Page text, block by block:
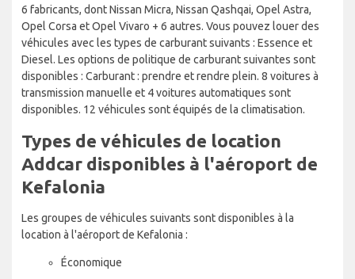
6 fabricants, dont Nissan Micra, Nissan Qashqai, Opel Astra,
Opel Corsa et Opel Vivaro + 6 autres. Vous pouvez louer des
véhicules avec les types de carburant suivants : Essence et
Diesel. Les options de politique de carburant suivantes sont
disponibles : Carburant : prendre et rendre plein. 8 voitures à
transmission manuelle et 4 voitures automatiques sont
disponibles. 12 véhicules sont équipés de la climatisation.
Types de véhicules de location
Addcar disponibles à l'aéroport de
Kefalonia
Les groupes de véhicules suivants sont disponibles à la
location à l'aéroport de Kefalonia :
Économique